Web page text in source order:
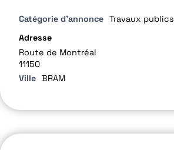
Catégorie d'annonce Travaux publics
Adresse
Route de Montréal
11150
Ville BRAM